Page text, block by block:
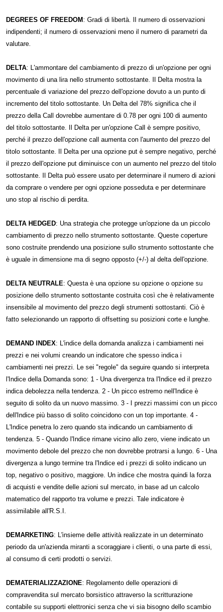
DEGREES OF FREEDOM : Gradi di libertà. Il numero di osservazioni
indipendenti; il numero di osservazioni meno il numero di parametri da
valutare.
DELTA: L'ammontare del cambiamento di prezzo di un'opzione per ogni
movimento di una lira nello strumento sottostante. Il Delta mostra la
percentuale di variazione del prezzo dell'opzione dovuto a un punto di
incremento del titolo sottostante. Un Delta del 78% significa che il
prezzo della Call dovrebbe aumentare di 0.78 per ogni 100 di aumento
del titolo sottostante. Il Delta per un'opzione Call è sempre positivo,
perché il prezzo dell'opzione call aumenta con l'aumento del prezzo del
titolo sottostante. Il Delta per una opzione put è sempre negativo, perché
il prezzo dell'opzione put diminuisce con un aumento nel prezzo del titolo
sottostante. Il Delta può essere usato per determinare il numero di azioni
da comprare o vendere per ogni opzione posseduta e per determinare
uno stop al rischio di perdita.
DELTA HEDGED: Una strategia che protegge un'opzione da un piccolo
cambiamento di prezzo nello strumento sottostante. Queste coperture
sono costruite prendendo una posizione sullo strumento sottostante che
è uguale in dimensione ma di segno opposto (+/-) al delta dell'opzione.
DELTA NEUTRALE: Questa è una opzione su opzione o opzione su
posizione dello strumento sottostante costruita così che è relativamente
insensibile al movimento del prezzo degli strumenti sottostanti. Ciò è
fatto selezionando un rapporto di offsetting su posizioni corte e lunghe.
DEMAND INDEX: L'indice della domanda analizza i cambiamenti nei
prezzi e nei volumi creando un indicatore che spesso indica i
cambiamenti nei prezzi. Le sei "regole" da seguire quando si interpreta
l'Indice della Domanda sono: 1 - Una divergenza tra l'Indice ed il prezzo
indica debolezza nella tendenza. 2 - Un picco estremo nell'Indice è
seguito di solito da un nuovo massimo. 3 - I prezzi massimi con un picco
dell'Indice più basso di solito coincidono con un top importante. 4 -
L'Indice penetra lo zero quando sta indicando un cambiamento di
tendenza. 5 - Quando l'Indice rimane vicino allo zero, viene indicato un
movimento debole del prezzo che non dovrebbe protrarsi a lungo. 6 - Una
divergenza a lungo termine tra l'Indice ed i prezzi di solito indicano un
top, negativo o positivo, maggiore. Un indice che mostra quindi la forza
di acquisti e vendite delle azioni sul mercato, in base ad un calcolo
matematico del rapporto tra volume e prezzi. Tale indicatore è
assimilabile all'R.S.I.
DEMARKETING: L'insieme delle attività realizzate in un determinato
periodo da un'azienda miranti a scoraggiare i clienti, o una parte di essi,
al consumo di certi prodotti o servizi.
DEMATERIALIZZAZIONE: Regolamento delle operazioni di
compravendita sul mercato borsistico attraverso la scritturazione
contabile su supporti elettronici senza che vi sia bisogno dello scambio